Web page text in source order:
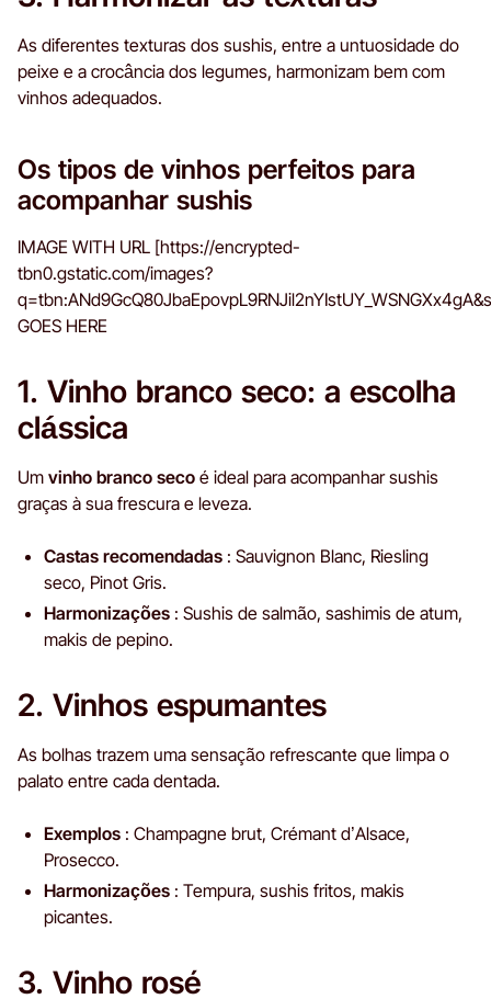
As diferentes texturas dos sushis, entre a untuosidade do
peixe e a crocância dos legumes, harmonizam bem com
vinhos adequados.
Os tipos de vinhos perfeitos para
acompanhar sushis
IMAGE WITH URL [https://encrypted-
tbn0.gstatic.com/images?
GOES HERE
1. Vinho branco seco: a escolha
clássica
Um vinho branco seco é ideal para acompanhar sushis
graças à sua frescura e leveza.
Castas recomendadas : Sauvignon Blanc, Riesling
seco, Pinot Gris.
Harmonizações : Sushis de salmão, sashimis de atum,
makis de pepino.
2. Vinhos espumantes
As bolhas trazem uma sensação refrescante que limpa o
palato entre cada dentada.
Exemplos : Champagne brut, Crémant d’Alsace,
Prosecco.
Harmonizações : Tempura, sushis fritos, makis
picantes.
3. Vinho rosé